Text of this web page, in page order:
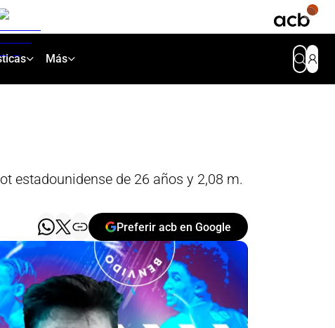
Más
estadounidense de 26 años y 2,08 m.
Preferir acb en Google